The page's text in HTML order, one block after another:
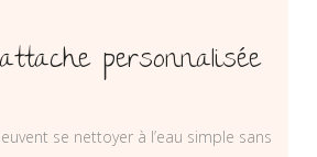
personnalisée
se nettoyer à l’eau simple sans